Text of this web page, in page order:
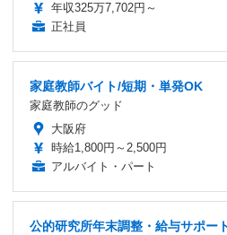
年収325万7,702円～
正社員
家庭教師バイト/短期・単発OK
家庭教師のグッド
大阪府
時給1,800円～2,500円
アルバイト・パート
公的研究所年末調整・給与サポー